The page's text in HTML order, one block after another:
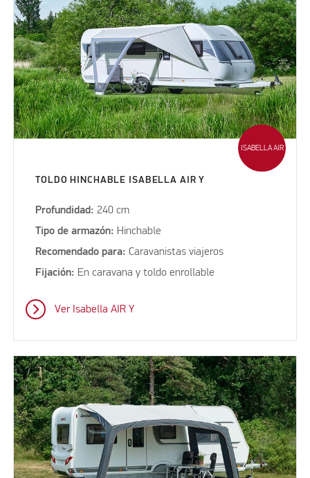
ISABELLA AIR
TOLDO HINCHABLE ISABELLA AIR Y
Profundidad:240 cm
Tipo de armazón: Hinchable
Recomendado para:Caravanistas viajeros
Fijación: En caravana y toldo enrollable
Ver Isabella AIR Y